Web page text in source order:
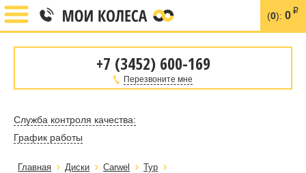
(0): 0 i
+7 (3452) 600-169
Перезвоните мне
Служба контроля качества:
График работы
Главная Диски Carwel
Тур